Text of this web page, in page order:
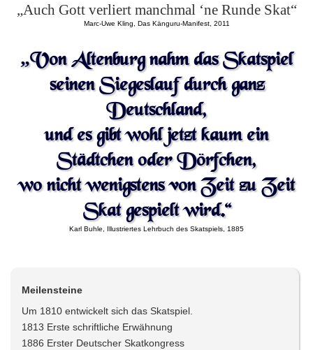
„Auch Gott verliert manchmal ‘ne Runde Skat“
Marc-Uwe Kling, Das Känguru-Manifest, 2011
„Von Altenburg nahm das Skatspiel
seinen Siegeslauf durch ganz
Deutschland,
und es gibt wohl jetzt kaum ein
Städtchen oder Dörfchen,
wo nicht wenigstens von Zeit zu Zeit
Skat gespielt wird.“
Karl Buhle, Illustriertes Lehrbuch des Skatspiels, 1885
Meilensteine
Um 1810 entwickelt sich das Skatspiel.
1813 Erste schriftliche Erwähnung
1886 Erster Deutscher Skatkongress